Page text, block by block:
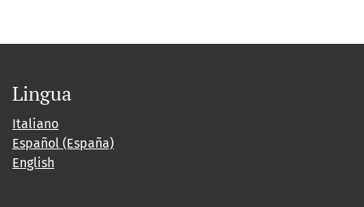
Lingua
Italiano
Español (España)
English